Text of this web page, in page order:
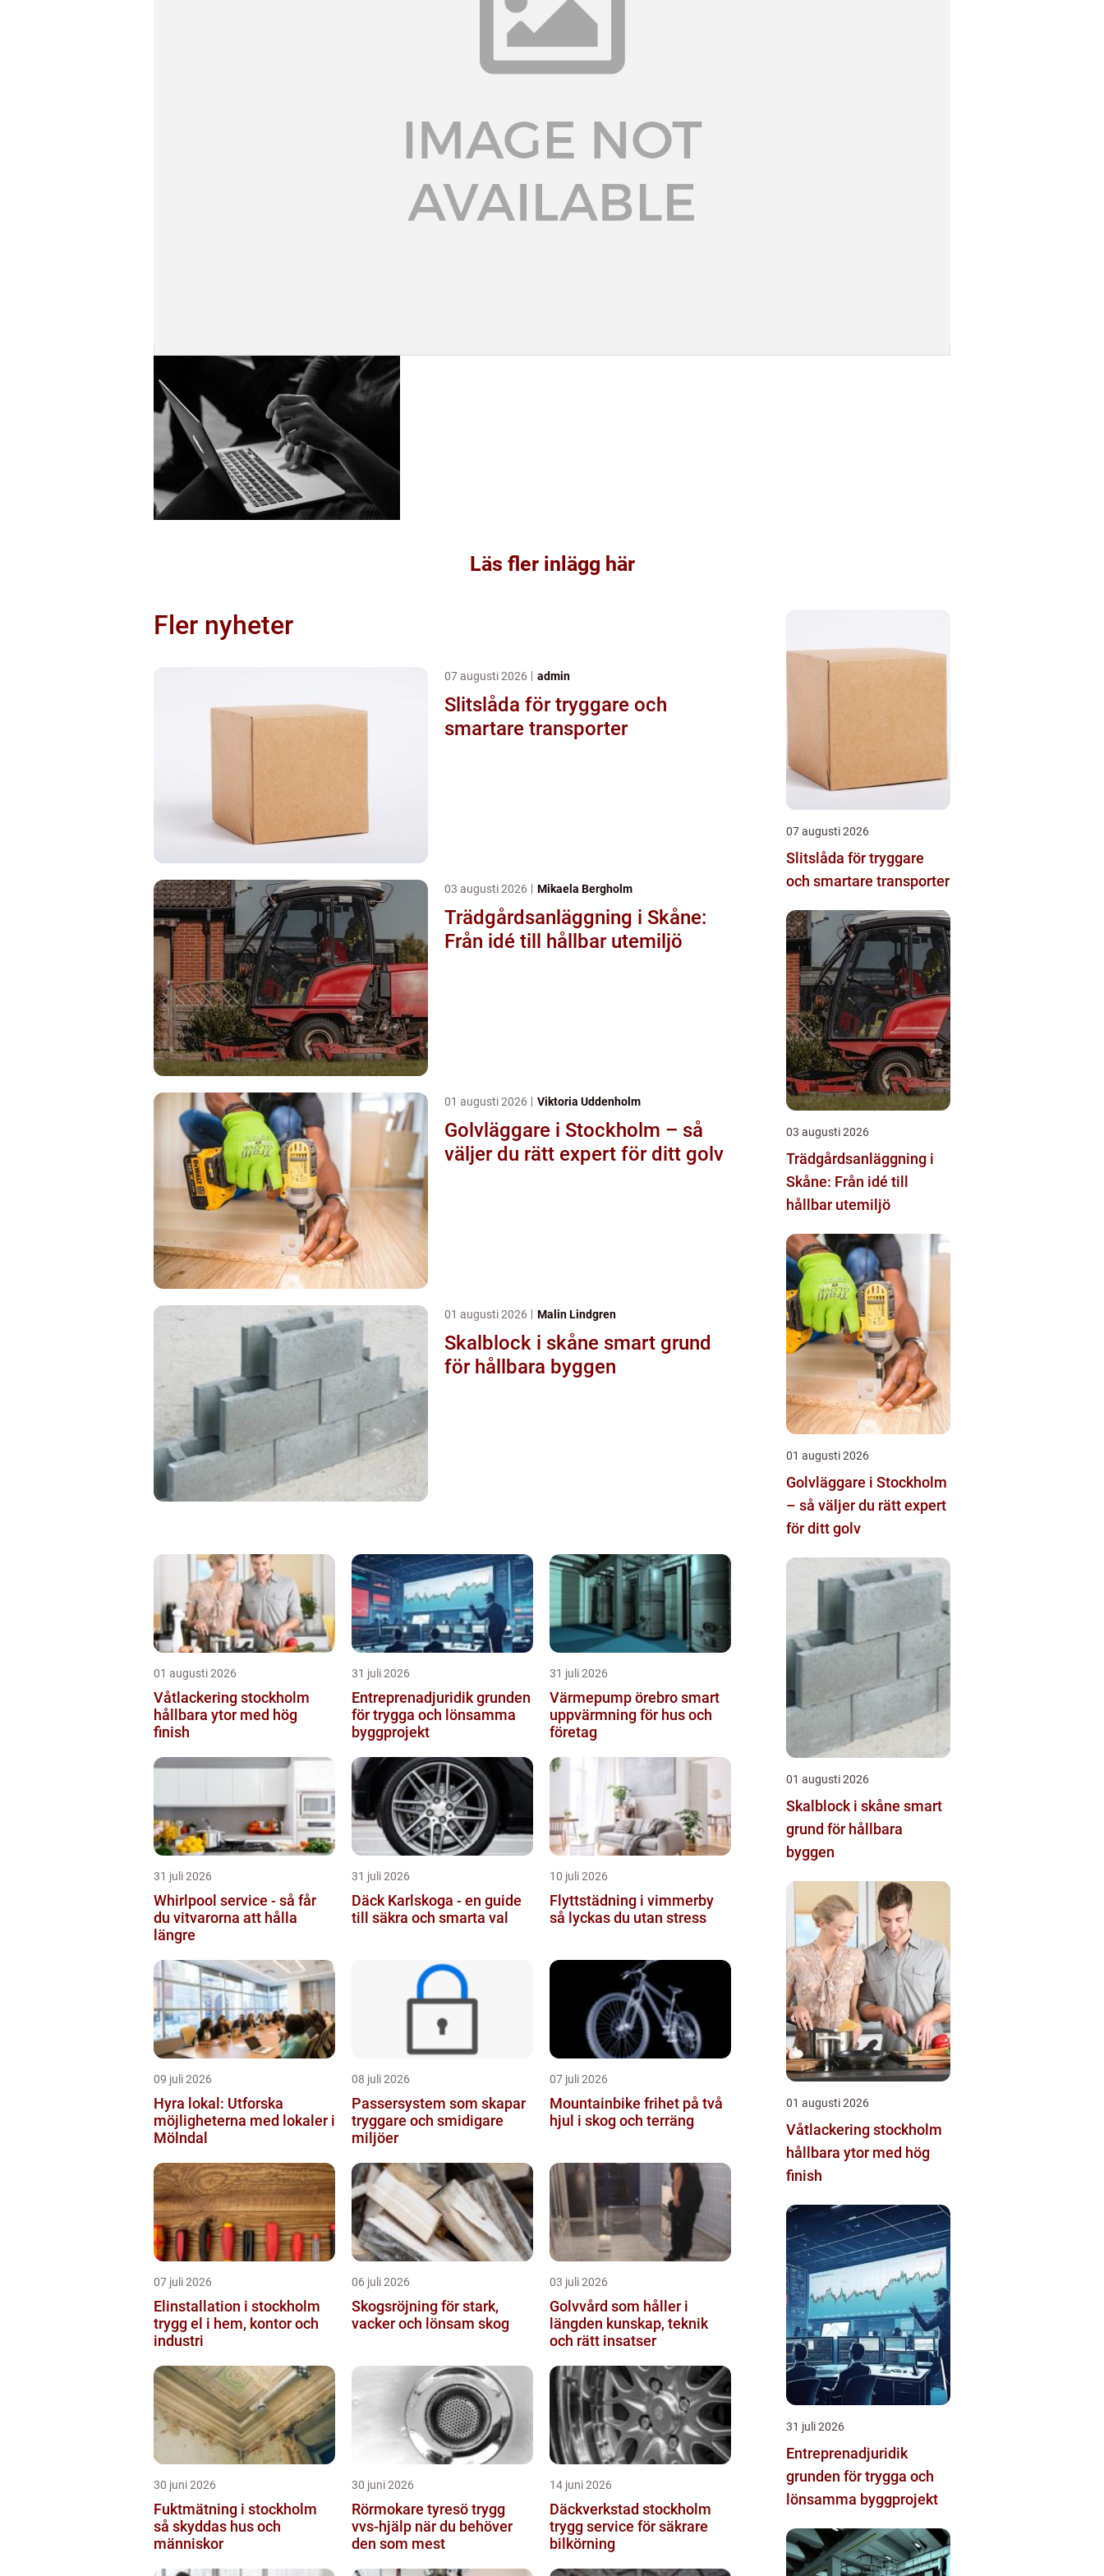
Läs fler inlägg här
Fler nyheter
07 augusti 2026 admin
Slitslåda för tryggare och
smartare transporter
03 augusti 2026 Mikaela Bergholm
Trädgårdsanläggning i Skåne:
Från idé till hållbar utemiljö
01 augusti 2026 Viktoria Uddenholm
Golvläggare i Stockholm – så
väljer du rätt expert för ditt golv
01 augusti 2026 Malin Lindgren
Skalblock i skåne smart grund
för hållbara byggen
01 augusti 2026
Våtlackering stockholm
hållbara ytor med hög
finish
31 juli 2026
Entreprenadjuridik grunden
för trygga och lönsamma
byggprojekt
31 juli 2026
Värmepump örebro smart
uppvärmning för hus och
företag
31 juli 2026
Whirlpool service - så får
du vitvarorna att hålla
längre
31 juli 2026
Däck Karlskoga - en guide
till säkra och smarta val
10 juli 2026
Flyttstädning i vimmerby
så lyckas du utan stress
09 juli 2026
Hyra lokal: Utforska
möjligheterna med lokaler i
Mölndal
08 juli 2026
Passersystem som skapar
tryggare och smidigare
miljöer
07 juli 2026
Mountainbike frihet på två
hjul i skog och terräng
07 juli 2026
Elinstallation i stockholm
trygg el i hem, kontor och
industri
06 juli 2026
Skogsröjning för stark,
vacker och lönsam skog
03 juli 2026
Golvvård som håller i
längden kunskap, teknik
och rätt insatser
30 juni 2026
Fuktmätning i stockholm
så skyddas hus och
människor
30 juni 2026
Rörmokare tyresö trygg
vvs-hjälp när du behöver
den som mest
14 juni 2026
Däckverkstad stockholm
trygg service för säkrare
bilkörning
07 augusti 2026
Slitslåda för tryggare
och smartare transporter
03 augusti 2026
Trädgårdsanläggning i
Skåne: Från idé till
hållbar utemiljö
01 augusti 2026
Golvläggare i Stockholm
– så väljer du rätt expert
för ditt golv
01 augusti 2026
Skalblock i skåne smart
grund för hållbara
byggen
01 augusti 2026
Våtlackering stockholm
hållbara ytor med hög
finish
31 juli 2026
Entreprenadjuridik
grunden för trygga och
lönsamma byggprojekt